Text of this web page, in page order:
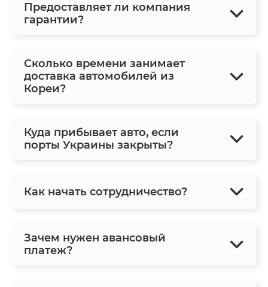
Предоставляет ли компания
гарантии?
Сколько времени занимает
доставка автомобилей из
Кореи?
Куда прибывает авто, если
порты Украины закрыты?
Как начать сотрудничество?
Зачем нужен авансовый
платеж?